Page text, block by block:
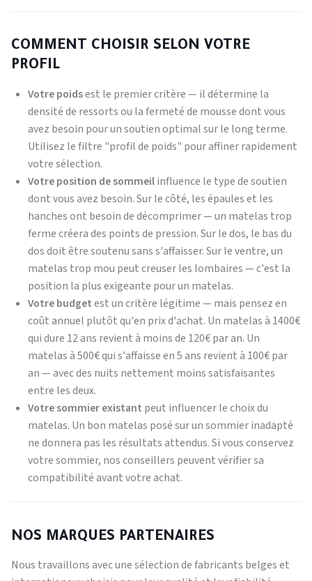
COMMENT CHOISIR SELON VOTRE
PROFIL
Votre poidsest le premier critère — il détermine la
densité de ressorts ou la fermeté de mousse dont vous
avez besoin pour un soutien optimal sur le long terme.
Utilisez le filtre "profil de poids" pour affiner rapidement
votre sélection.
Votre position de sommeilinfluence le type de soutien
dont vous avez besoin. Sur le côté, les épaules et les
hanches ont besoin de décomprimer — un matelas trop
ferme créera des points de pression. Sur le dos, le bas du
dos doit être soutenu sans s'affaisser. Sur le ventre, un
matelas trop mou peut creuser les lombaires — c'est la
position la plus exigeante pour un matelas.
Votre budgetest un critère légitime — mais pensez en
coût annuel plutôt qu'en prix d'achat. Un matelas à 1400€
qui dure 12 ans revient à moins de 120€ par an. Un
matelas à 500€ qui s'affaisse en 5 ans revient à 100€ par
an — avec des nuits nettement moins satisfaisantes
entre les deux.
Votre sommier existant peut influencer le choix du
matelas. Un bon matelas posé sur un sommier inadapté
ne donnera pas les résultats attendus. Si vous conservez
votre sommier, nos conseillers peuvent vérifier sa
compatibilité avant votre achat.
NOS MARQUES PARTENAIRES
Nous travaillons avec une sélection de fabricants belges et